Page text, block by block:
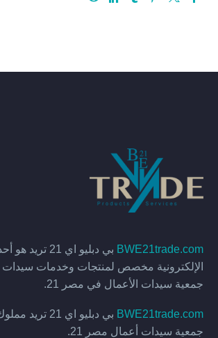
BWE21trade.com
بي دبليو اي 21
الإلكترونية مخصص لمنتجات وخدمات سيدات
جمعية سيدات الأعمال في مصر 21.
BWE21trade.com
بي دبليو اي 21
جمعية سيدات أعمال مصر 21.